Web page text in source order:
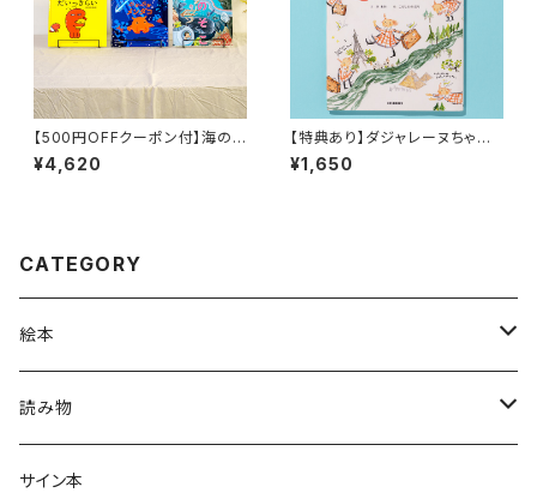
【500円OFFクーポン付】海の
生きもの絵本セット 『新装版 そ
らのうえ うみのそこ』 『ぷかぷか
¥4,620
【特典あり】ダジャレーヌちゃん
世界のたび
¥1,650
CATEGORY
絵本
グラニフのえほん
大人の絵本
読み物
ホントのコイズミさん
サイン本